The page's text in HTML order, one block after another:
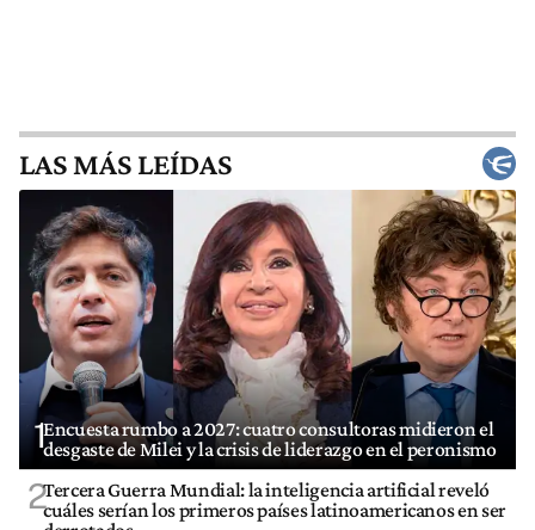
LAS MÁS LEÍDAS
1Encuesta rumbo a 2027: cuatro consultoras midieron el
desgaste de Milei y la crisis de liderazgo en el peronismo
2Tercera Guerra Mundial: la inteligencia artificial reveló
cuáles serían los primeros países latinoamericanos en ser